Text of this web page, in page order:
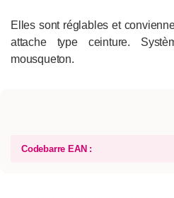
Elles sont réglables et
attache type ceinture.
mousqueton.
Codebarre EAN :